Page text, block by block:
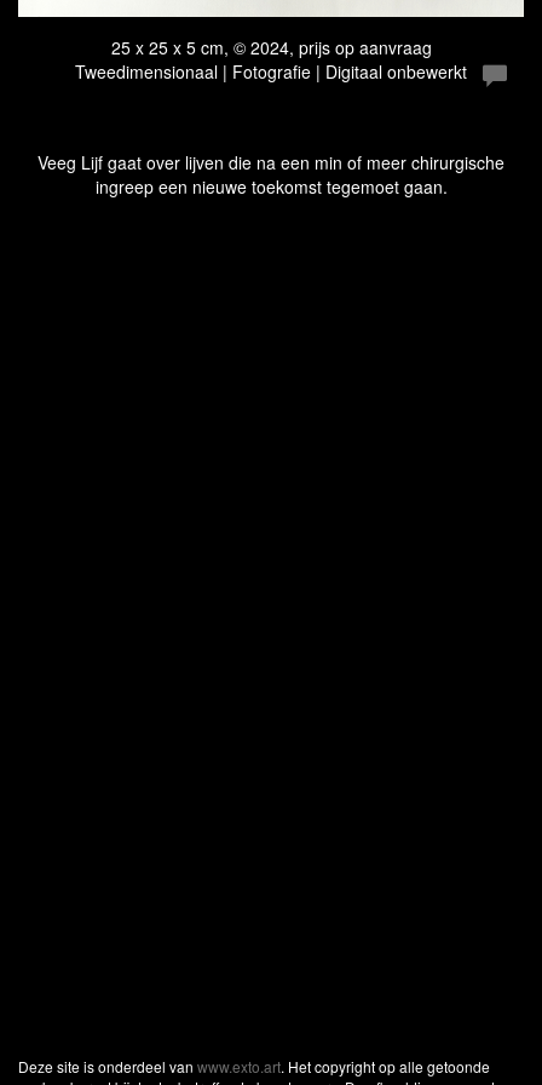
25 x 25 x 5 cm, © 2024, prijs op aanvraag
Tweedimensionaal | Fotografie | Digitaal onbewerkt
Veeg Lijf gaat over lijven die na een min of meer chirurgische
ingreep een nieuwe toekomst tegemoet gaan.
Deze site is onderdeel van www.exto.art. Het copyright op alle getoonde